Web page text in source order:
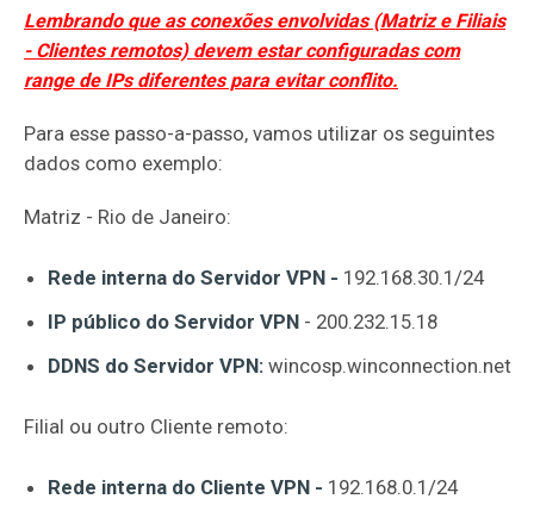
Lembrando que as conexões envolvidas (Matriz e Filiais
- Clientes remotos) devem estar configuradas com
range de IPs diferentes para evitar conflito.
Para esse passo-a-passo, vamos utilizar os seguintes
dados como exemplo:
Matriz - Rio de Janeiro:
Rede interna do Servidor VPN - 192.168.30.1/24
IP público do Servidor VPN - 200.232.15.18
DDNS do Servidor VPN: wincosp.winconnection.net
Filial ou outro Cliente remoto:
Rede interna do Cliente VPN - 192.168.0.1/24